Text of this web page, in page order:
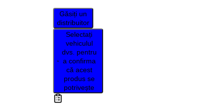
Găsiți un
distribuitor
Selectați
vehiculul
dvs. pentru
a confirma
că acest
produs se
potrivește